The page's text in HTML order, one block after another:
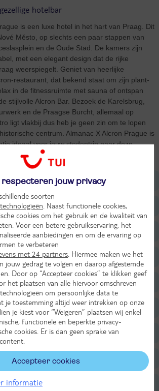
hotelbar
is een luxe hotel in het hart van Praag. Dit
Město, op slechts een paar stappen van
en de Oude Stad. De kamers zijn
met een elegant design dat de rijke
weerspiegelt. Geniet van heerlijke
restaurant, dat bekend staat om zijn plant-
in de fitnessruimte met sauna of ontspan
stijlvolle Alcron Bar. Bezoek de Karelsbrug,
en de Praagse Burcht, allemaal op
ligt vlakbij dus heb je geen zin om te lopen
centrum. Almanac X Alcron Prague is
ideaal voor jouw stedentrip naar deze
respecteren jouw privacy
soorten
. Naast functionele cookies,
cookies om het gebruik en de kwaliteit van
Voor een betere gebruikservaring, het
aanbiedingen en om de ervaring op
te verbeteren
met 24 partners . Hiermee maken we het
jouw gedrag te volgen en daarop afgestemde
Door op “Accepteer cookies” te klikken geef
het plaatsen van alle hiervoor omschreven
om persoonlijke data te
je toestemming altijd weer intrekken op onze
je kiest voor “Weigeren” plaatsen wij enkel
functionele en beperkte privacy-
cookies. Er is dan geen sprake van
Accepteer cookies
informatie